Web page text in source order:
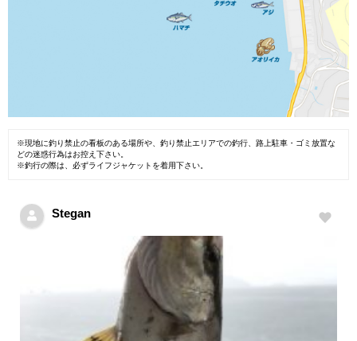
※現地に釣り禁止の看板のある場所や、釣り禁止エリアでの釣行、路上駐車・ゴミ放置な
どの迷惑行為はお控え下さい。
※釣行の際は、必ずライフジャケットを着用下さい。
Stegan